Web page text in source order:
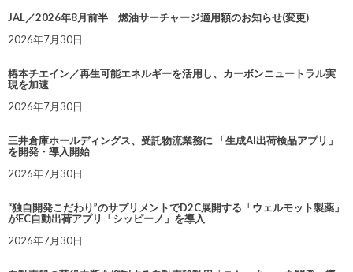
JAL／2026年8月前半 燃油サーチャージ適用額のお知らせ(変更)
2026年7月30日
椿本チエイン／再生可能エネルギーを活用し、カーボンニュートラル実
現を加速
2026年7月30日
三井倉庫ホールディングス、受託物流業務に 「生成AI出荷検品アプリ」
を開発・導入開始
2026年7月30日
“独自開発こだわり”のサプリメントでD2C展開する「ウェルモット製薬」
がEC自動出荷アプリ「シッピーノ」を導入
2026年7月30日